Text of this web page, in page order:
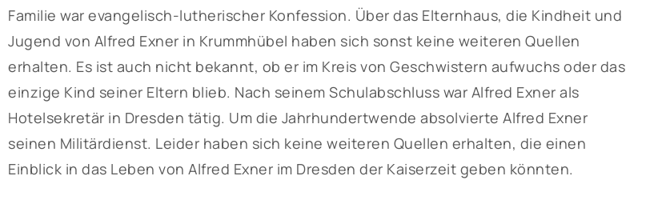
Familie war evangelisch-lutherischer Konfession. Über das Elternhaus, die Kindheit und
Jugend von Alfred Exner in Krummhübel haben sich sonst keine weiteren Quellen
erhalten. Es ist auch nicht bekannt, ob er im Kreis von Geschwistern aufwuchs oder das
einzige Kind seiner Eltern blieb. Nach seinem Schulabschluss war Alfred Exner als
Hotelsekretär in Dresden tätig. Um die Jahrhundertwende absolvierte Alfred Exner
seinen Militärdienst. Leider haben sich keine weiteren Quellen erhalten, die einen
Einblick in das Leben von Alfred Exner im Dresden der Kaiserzeit geben könnten.